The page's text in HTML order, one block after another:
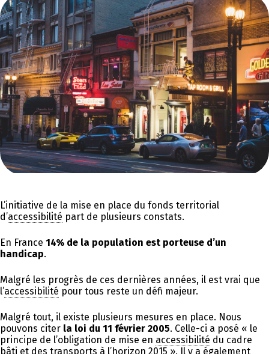
L’initiative de la mise en place du fonds territorial
d’accessibilité part de plusieurs constats.
En France 14% de la population est porteuse d’un
handicap.
Malgré les progrès de ces dernières années, il est vrai que
l’accessibilité pour tous reste un défi majeur.
Malgré tout, il existe plusieurs mesures en place. Nous
pouvons citer la loi du 11 février 2005. Celle-ci a posé « le
principe de l’obligation de mise en accessibilité du cadre
bâti et des transports à l’horizon 2015 ». Il y a également